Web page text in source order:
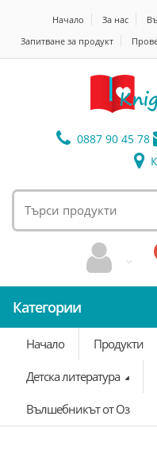
Начало За нас
Запитване за продукт
0887 90 45 78
Категории
Начало
Продукти
Детска литература
Вълшебникът от Оз